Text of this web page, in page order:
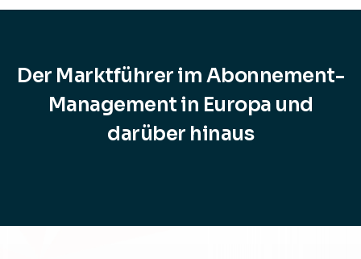
Der Marktführer im Abonnement-
Management in Europa und
darüber hinaus